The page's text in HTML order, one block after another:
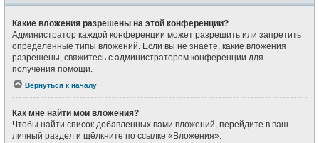
Какие вложения разрешены на этой конференции?
Администратор каждой конференции может разрешить или запретить
определённые типы вложений. Если вы не знаете, какие вложения
разрешены, свяжитесь с администратором конференции для
получения помощи.
Вернуться к началу
Как мне найти мои вложения?
Чтобы найти список добавленных вами вложений, перейдите в ваш
личный раздел и щёлкните по ссылке «Вложения».